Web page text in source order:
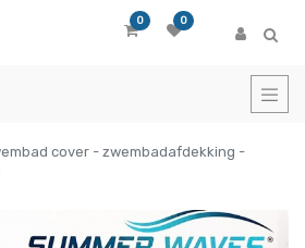
0 0
cover - zwembadafdekking -